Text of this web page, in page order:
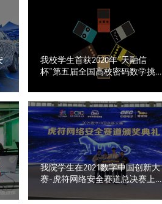
我校学生首获2020年“天融信
杯”第五届全国高校密码数学挑战
我院学生在2021数字中国创新大
赛-虎符网络安全赛道总决赛上获